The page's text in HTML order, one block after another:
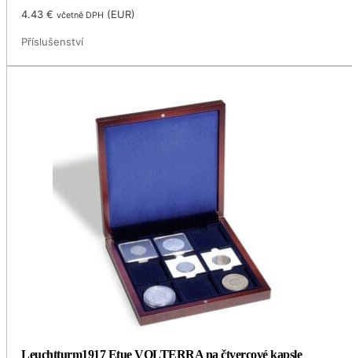
4.43€ včetně DPH (EUR)
Příslušenství
Leuchtturm1917 Etue VOLTERRA na čtvercové kapsle